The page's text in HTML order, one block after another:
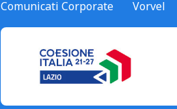
Comunicati Corporate
Vorvel